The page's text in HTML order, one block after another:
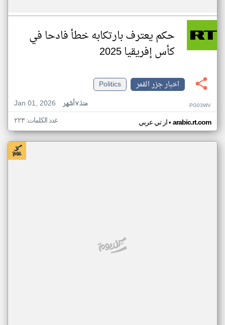
حكم يعترف بارتكابه خطأ فادحا في
كأس إفريقيا 2025
اخبار جزر القمر
Politics
Jan 01, 2026
منذ ٧ أشهر PG03WV
ار تي عربي• arabic.rt.com عدد الكلمات: ٢٢٣